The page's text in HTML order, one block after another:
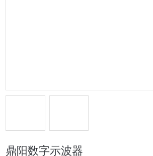
鼎阳数字示波器